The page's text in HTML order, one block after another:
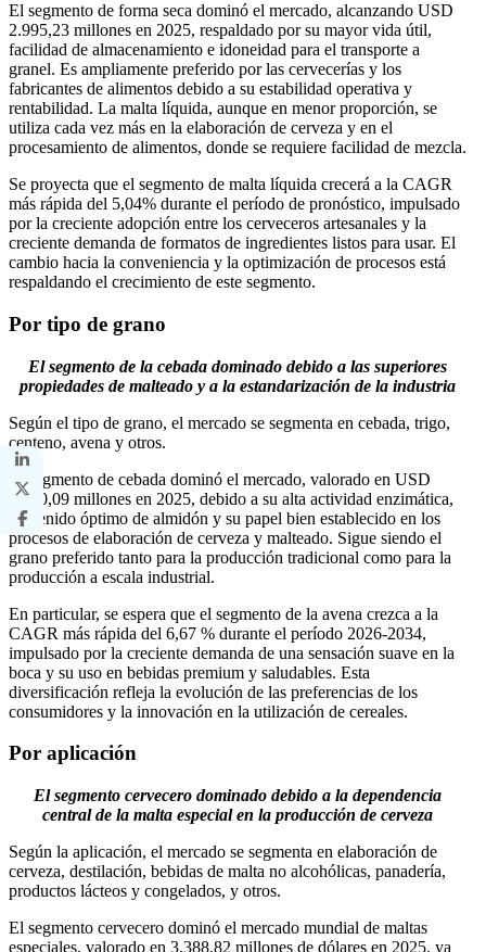
El segmento de forma seca dominó el mercado, alcanzando USD
2.995,23 millones en 2025, respaldado por su mayor vida útil,
facilidad de almacenamiento e idoneidad para el transporte a
granel. Es ampliamente preferido por las cervecerías y los
fabricantes de alimentos debido a su estabilidad operativa y
rentabilidad. La malta líquida, aunque en menor proporción, se
utiliza cada vez más en la elaboración de cerveza y en el
procesamiento de alimentos, donde se requiere facilidad de mezcla.
Se proyecta que el segmento de malta líquida crecerá a la CAGR
más rápida del 5,04% durante el período de pronóstico, impulsado
por la creciente adopción entre los cerveceros artesanales y la
creciente demanda de formatos de ingredientes listos para usar. El
cambio hacia la conveniencia y la optimización de procesos está
respaldando el crecimiento de este segmento.
Por tipo de grano
El segmento de la cebada dominado debido a las superiores
propiedades de malteado y a la estandarización de la industria
Según el tipo de grano, el mercado se segmenta en cebada, trigo,
centeno, avena y otros.
El segmento de cebada dominó el mercado, valorado en USD
3.000,09 millones en 2025, debido a su alta actividad enzimática,
contenido óptimo de almidón y su papel bien establecido en los
procesos de elaboración de cerveza y malteado. Sigue siendo el
grano preferido tanto para la producción tradicional como para la
producción a escala industrial.
En particular, se espera que el segmento de la avena crezca a la
CAGR más rápida del 6,67 % durante el período 2026-2034,
impulsado por la creciente demanda de una sensación suave en la
boca y su uso en bebidas premium y saludables. Esta
diversificación refleja la evolución de las preferencias de los
consumidores y la innovación en la utilización de cereales.
Por aplicación
El segmento cervecero dominado debido a la dependencia
central de la malta especial en la producción de cerveza
Según la aplicación, el mercado se segmenta en elaboración de
cerveza, destilación, bebidas de malta no alcohólicas, panadería,
productos lácteos y congelados, y otros.
El segmento cervecero dominó el mercado mundial de maltas
especiales, valorado en 3.388,82 millones de dólares en 2025, ya